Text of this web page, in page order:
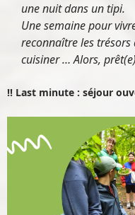
une nuit dans un tipi.
Une semaine pour
reconnaître les trésors
cuisiner … Alors,
!! Last minute : séjour